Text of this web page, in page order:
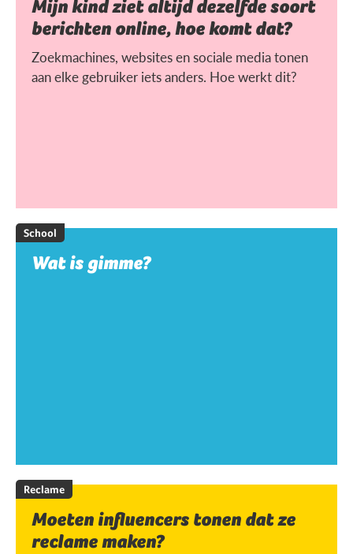
Mijn kind ziet altijd dezelfde soort
berichten online, hoe komt dat?
Zoekmachines, websites en sociale media tonen
aan elke gebruiker iets anders. Hoe werkt dit?
School
Wat is gimme?
Reclame
Moeten influencers tonen dat ze
reclame maken?